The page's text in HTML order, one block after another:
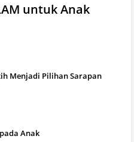
untuk Anak
Menjadi Pilihan Sarapan
Anak